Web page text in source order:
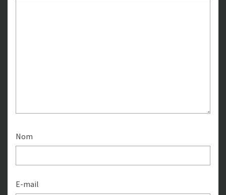
Nom
E-mail